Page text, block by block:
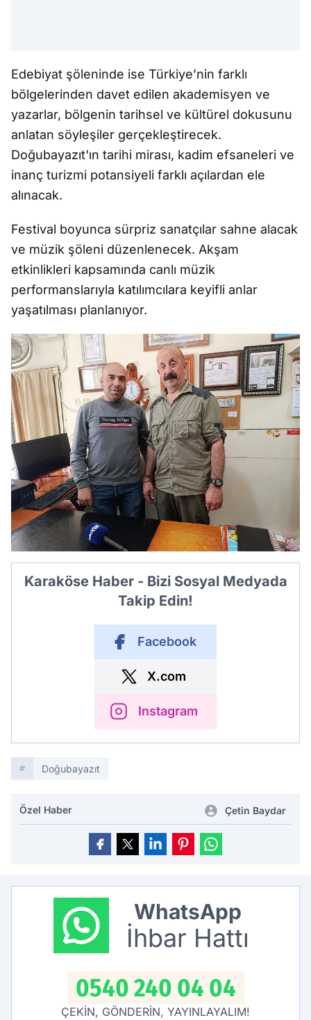
Edebiyat şöleninde ise Türkiye’nin farklı
bölgelerinden davet edilen akademisyen ve
yazarlar, bölgenin tarihsel ve kültürel dokusunu
anlatan söyleşiler gerçekleştirecek.
Doğubayazıt'ın tarihi mirası, kadim efsaneleri ve
inanç turizmi potansiyeli farklı açılardan ele
alınacak.
Festival boyunca sürpriz sanatçılar sahne alacak
ve müzik şöleni düzenlenecek. Akşam
etkinlikleri kapsamında canlı müzik
performanslarıyla katılımcılara keyifli anlar
yaşatılması planlanıyor.
Karaköse Haber - Bizi Sosyal Medyada
Takip Edin!
Facebook
X.com
Instagram
Doğubayazıt
Özel Haber Çetin Baydar
WhatsApp
İhbar Hattı
0540 240 04 04
ÇEKİN, GÖNDERİN, YAYINLAYALIM!